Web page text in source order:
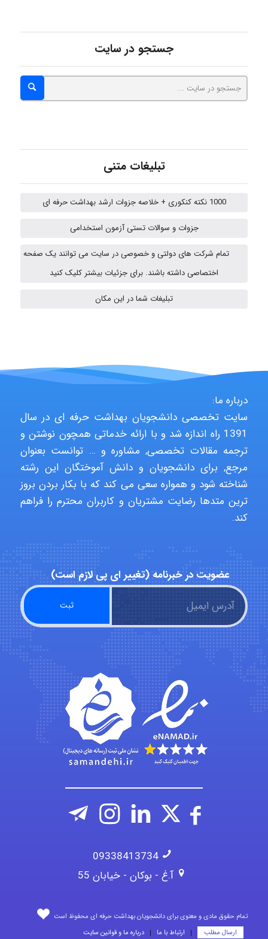
hosein abdolvand
emami
ehtesham
Jafar Tym
aghajari vahid
Alirez0990
hosein abdolvand
Kati
emami
جستجو در سایت
تبلیغات متنی
1000 نکته کنکوری + خلاصه جزوات ارشد بهداشت حرفه ای
جزوات و سوالات تستی آزمون استخدامی
تمام شرکت های دولتی و خصوصی در سایت می توانند یک صفحه
اختصاصی داشته باشند. برای جزئیات بیشتر کلیک کنید
تبلیغات شما در این مکان
درباره ما:
سایت تخصصی دانشجویان بهداشت حرفه ای در سال
1391 راه اندازه شد و با ارائه خدماتی همچون نوشتن و
ترجمه مقالات تخصصی, مشاوره و … توانست بعنوان
مرجع, برای دانشجویان و دانش آموختگان این رشته
شناخته شود و همواره سعی می کند که با بکار بردن بروز
ترین متدها رضایت مشتریان و کاربران محترم را فراهم
کند.
عضویت در خبرنامه (تغییر ای پی لازم است)
09338413734
آ.غ - بوکان - خیابان 55
تمام حقوق مادی و معنوی برای دانشجویان بهداشت حرفه ای محفوظ است
ارسال مطلب
ارتباط با ما درباره ما و قوانین سایت